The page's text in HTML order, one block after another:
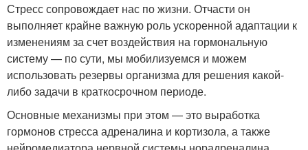
Стресс сопровождает нас по жизни. Отчасти он
выполняет крайне важную роль ускоренной адаптации к
изменениям за счет воздействия на гормональную
систему — по сути, мы мобилизуемся и можем
использовать резервы организма для решения какой-
либо задачи в краткосрочном периоде.
Основные механизмы при этом — это выработка
гормонов стресса адреналина и кортизола, а также